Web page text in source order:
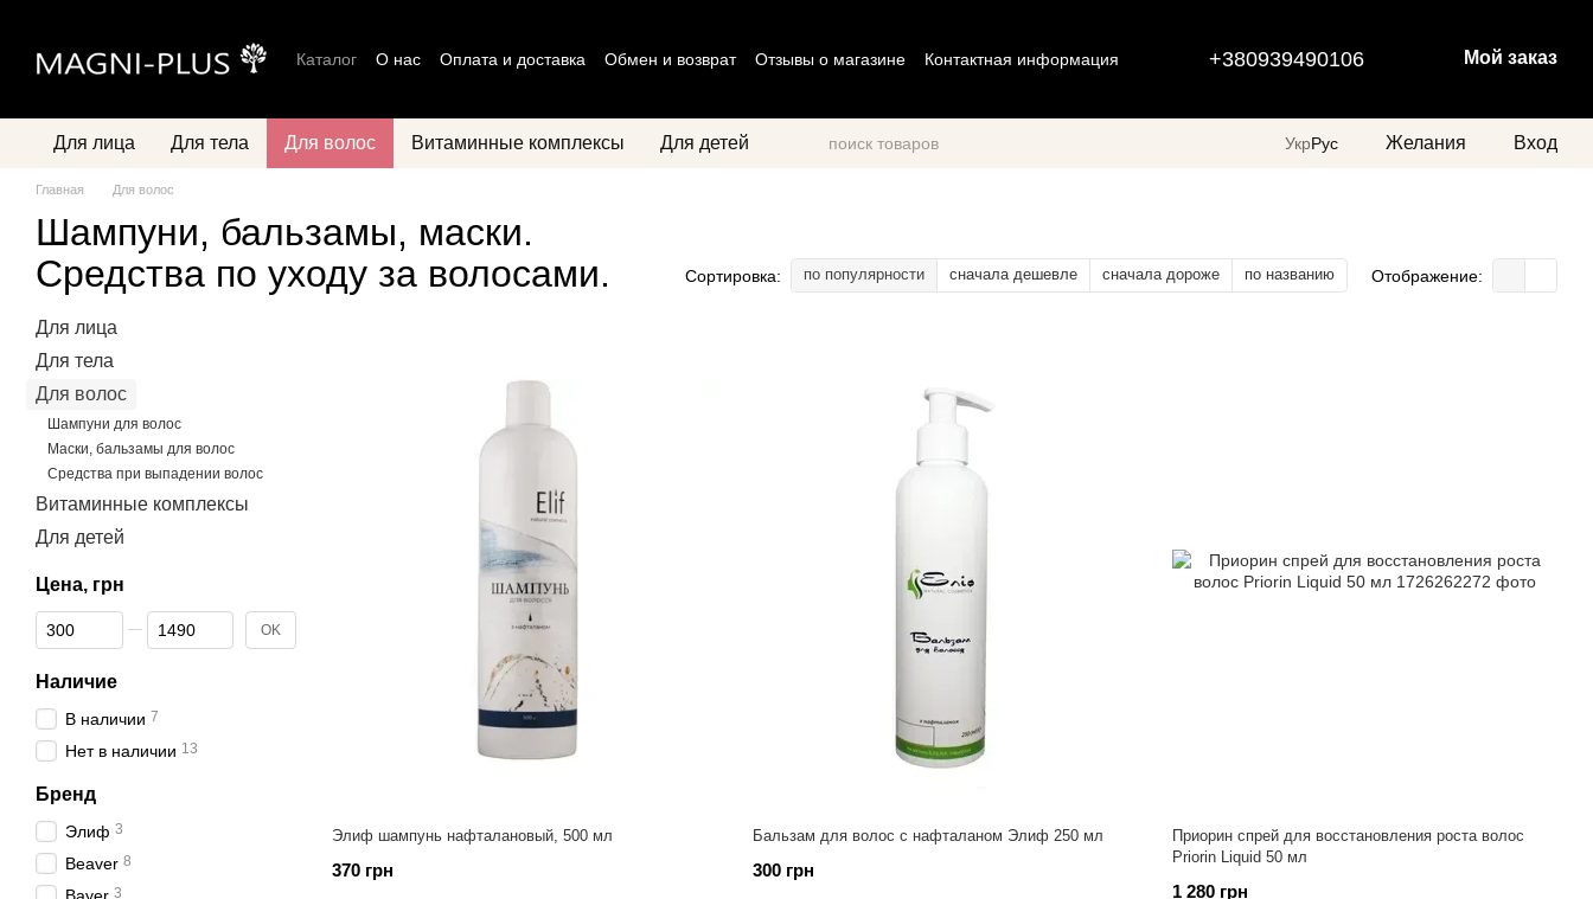
Каталог О нас Оплата и доставка Обмен и возврат Отзывы о магазине
Контактная информация
+380939490106 Мой заказ
Для лица Для тела Для волос Витаминные комплексы Для детей УкрРус Желания Вход
Главная Для волос
Шампуни, бальзамы, маски.
Средства по уходу за волосами.
Сортировка: по популярности сначала дешевле сначала дороже по названию Отображение:
Элиф шампунь нафталановый, 500 мл
370 грн
Бальзам для волос с нафталаном Элиф 250 мл
300 грн
Приорин спрей для восстановления роста волос
Priorin Liquid 50 мл
1 280 грн
Для лица
Для тела
Для волос
Шампуни для волос
Маски, бальзамы для волос
Средства при выпадении волос
Витаминные комплексы
Для детей
Цена, грн
От Цена, грн
До Цена, грн OK
Наличие
В наличии 7
Нет в наличии 13
Бренд
Элиф 3
Beaver 8
3